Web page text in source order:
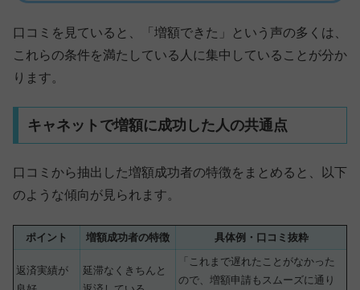
口コミを見ていると、「増額できた」という声の多くは、
これらの条件を満たしている人に集中していることが分か
ります。
キャネットで増額に成功した人の共通点
口コミから抽出した増額成功者の特徴をまとめると、以下
のような傾向が見られます。
ポイント 増額成功者の特徴 具体例・口コミ抜粋
返済実績が
延滞なくきちんと
「これまで遅れたことがなかった
ので、増額申請もスムーズに通り